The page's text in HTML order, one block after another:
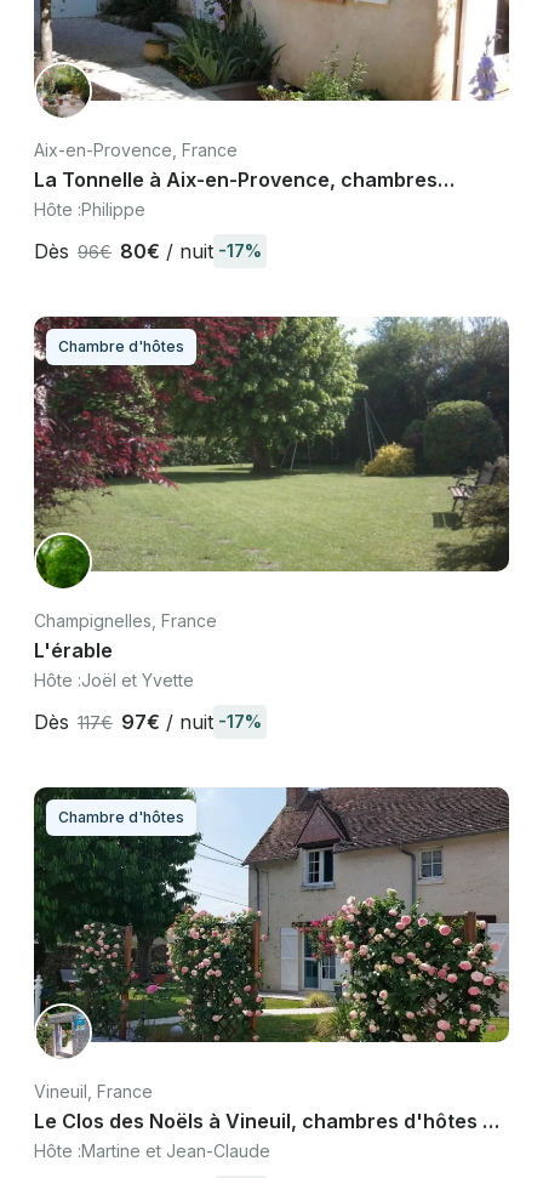
Aix-en-Provence, France
La Tonnelle à Aix-en-Provence, chambres
d'hôtes 8 min du centre-ville
Hôte :Philippe
Dès 96€ 80€ / nuit -17%
Chambre d'hôtes
Champignelles, France
L'érable
Hôte :Joël et Yvette
Dès 117€ 97€ / nuit -17%
Chambre d'hôtes
Vineuil, France
Le Clos des Noëls à Vineuil, chambres d'hôtes de
charme près Blois et Chambord
Hôte :Martine et Jean-Claude